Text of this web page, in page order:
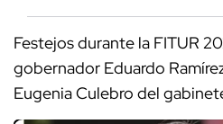
Festejos durante la FITUR
gobernador Eduardo
Eugenia Culebro del